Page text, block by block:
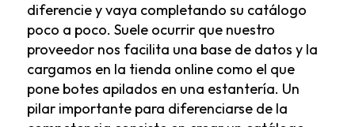
diferencie y vaya completando su catálogo
poco a poco. Suele ocurrir que nuestro
proveedor nos facilita una base de datos y la
cargamos en la tienda online como el que
pone botes apilados en una estantería. Un
pilar importante para diferenciarse de la